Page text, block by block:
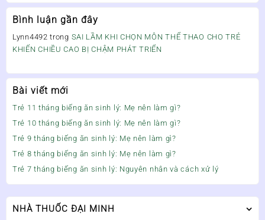
Bình luận gần đây
Lynn4492 trong SAI LẦM KHI CHỌN MÔN THỂ THAO CHO TRẺ
KHIẾN CHIỀU CAO BỊ CHẬM PHÁT TRIỂN
Bài viết mới
Trẻ 11 tháng biếng ăn sinh lý: Mẹ nên làm gì?
Trẻ 10 tháng biếng ăn sinh lý: Mẹ nên làm gì?
Trẻ 9 tháng biếng ăn sinh lý: Mẹ nên làm gì?
Trẻ 8 tháng biếng ăn sinh lý: Mẹ nên làm gì?
Trẻ 7 tháng biếng ăn sinh lý: Nguyên nhân và cách xử lý
NHÀ THUỐC ĐẠI MINH